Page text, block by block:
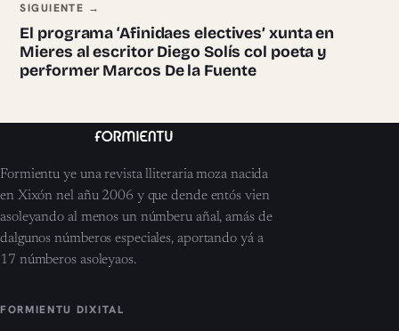
SIGUIENTE →
El programa ‘Afinidaes electives’ xunta en
Mieres al escritor Diego Solís col poeta y
performer Marcos De la Fuente
Formientu ye una revista lliteraria moza nacida
en Xixón nel añu 2006 y que dende entós vien
asoleyando al menos un númberu añal, amás de
dalgunos númberos especiales, aportando yá a
17 númberos asoleyaos.
FORMIENTU DIXITAL